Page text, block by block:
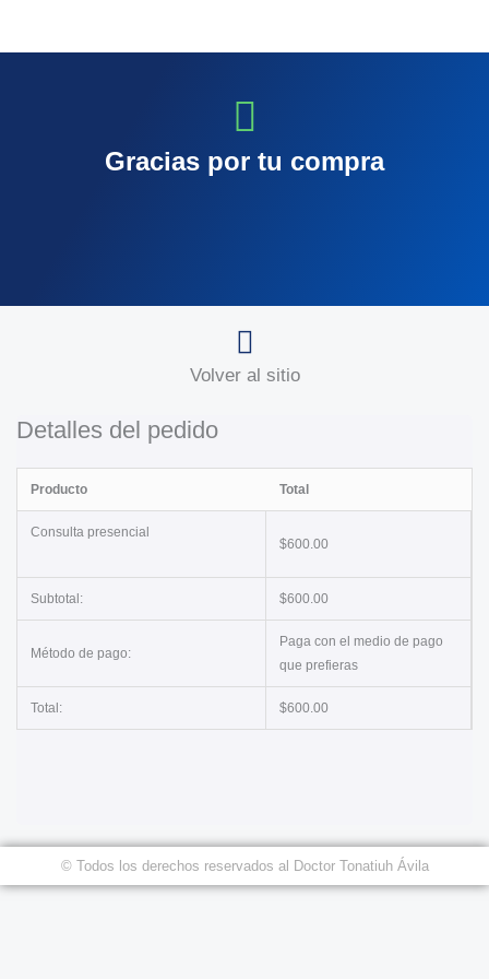
Gracias por tu compra
Volver al sitio
Detalles del pedido
Producto Total
Consulta presencial
$600.00
Subtotal: $600.00
Método de pago:
Paga con el medio de pago
que prefieras
Total: $600.00
© Todos los derechos reservados al Doctor Tonatiuh Ávila